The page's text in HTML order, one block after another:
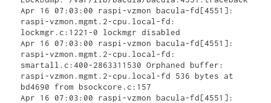
Apr 16 07:03:00 raspi-vzmon bacula-fd[4551]:
raspi-vzmon.mgmt.2-cpu.local-fd:
lockmgr.c:1221-0 lockmgr disabled
Apr 16 07:03:00 raspi-vzmon bacula-fd[4551]:
raspi-vzmon.mgmt.2-cpu.local-fd:
smartall.c:400-2863311530 Orphaned buffer:
raspi-vzmon.mgmt.2-cpu.local-fd 536 bytes at
bd4690 from bsockcore.c:157
Apr 16 07:03:00 raspi-vzmon bacula-fd[4551]: